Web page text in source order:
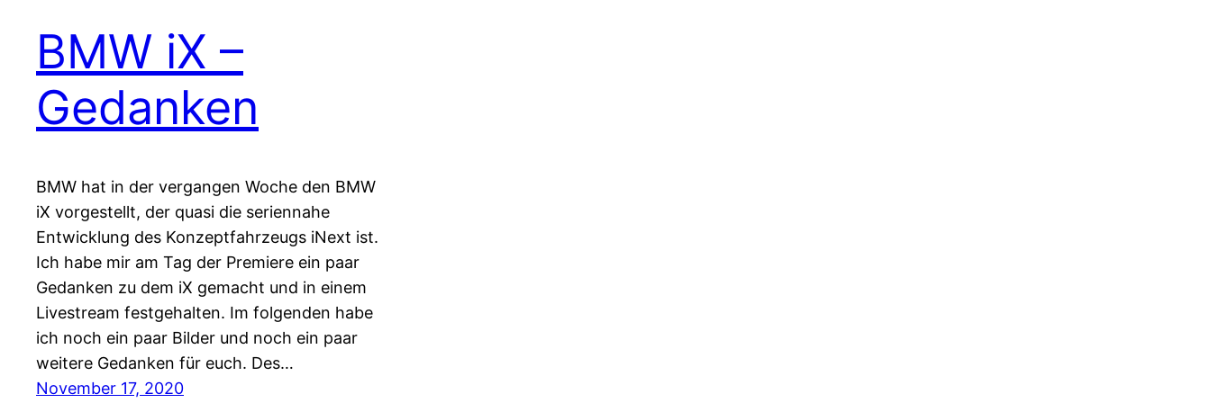
BMW iX –
Gedanken
BMW hat in der vergangen Woche den BMW
iX vorgestellt, der quasi die seriennahe
Entwicklung des Konzeptfahrzeugs iNext ist.
Ich habe mir am Tag der Premiere ein paar
Gedanken zu dem iX gemacht und in einem
Livestream festgehalten. Im folgenden habe
ich noch ein paar Bilder und noch ein paar
weitere Gedanken für euch. Des…
November 17, 2020